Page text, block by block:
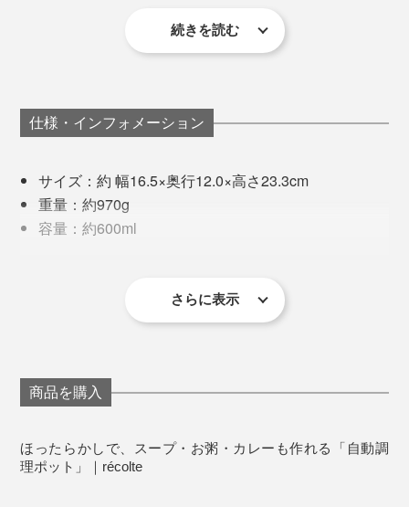
＜JUICE&CLEANモード＞
スムージーなどを作る非加熱のモード。約3分間、中速
れます。お手入れもこのモードを使います。
＜WARMモード＞
お手入れを面倒にしないコツは、使用後に放置しないこ
と。使ってすぐならすすぐだけでもほとんどキレイにな
せん。
かからないようにすること。プラグ挿入口はシリコンの
カバーがついているので、洗う際はカバーをしっかり閉
じてください。
編集・山口のおすすめは、「 白だし
」を使う和風ポター
野菜の甘みが感じられ、「料亭ですか？」と自画自賛し
たくなるほどおいしくできる！しかも、味噌汁よりカン
続きを読む
仕様・インフォメーション
サイズ：約 幅16.5×奥行12.0×高さ23.3cm
重量：約970g
容量：約600ml
消費電力：600W・55W（JUICE&CLEANモード）
主な材質：［本体、フタ、計量スプーン、お手入れ
グ）
付属品：お手入れブラシ、計量スプーン、専用レシ
ピブック
さらに表示
商品を購入
ほったらかしで、スープ・お粥・カレーも作れる「自動調
理ポット」｜récolte